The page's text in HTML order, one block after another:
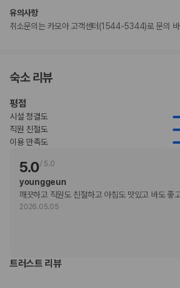
합니다.
고객 정책과 문화적 기준이나 규범은 국가 및 숙
습니다. 명시된 정책은 숙박 시설에서 제공했습니
확인 메일에 나와 있는 연락처 정보로 도착 전에
실 수 있습니다.
만 11 세 이하 아동 1명은 부모 또는 보호자와 같
지 않고 이용할 경우 무료로 숙박할 수 있습니다.
등록된 고객만 객실에 허용됩니다.
이용 상황에 따라 객실 연결이 가능하며, 예약
로 숙박 시설에 직접 연락하여 요청하실 수 있습니
고객의 안전을 위해 모든 거래 시 현금 없이 결제
입니다.
비대면 체크인, 비대면 체크아웃 서비스를 이용하
지불 요금
유의사항
취소문의는 카모아 고객센터(1544-5344)로 문의 바
숙소 리뷰
평점
시설 청결도
직원 친절도
이용 만족도
5.0/ 5.0
younggeun
깨끗하고 직원도 친절하고 아침도 맛있고 바도 좋
2026.05.05
트러스트 리뷰